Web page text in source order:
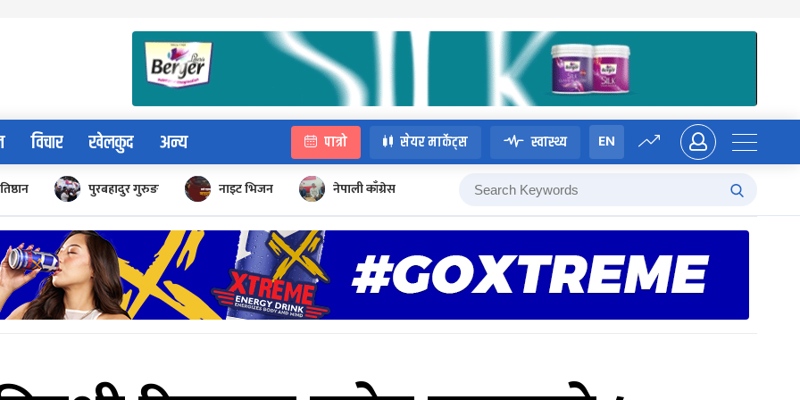
विचार खेलकुद अन्य पात्रो सेयर मार्केट्स स्वास्थ्य EN
पुरबहादुर गुरुङ नाइट भिजन नेपाली काँग्रेस